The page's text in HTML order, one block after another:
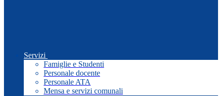
Servizi
Famiglie e Studenti
Personale docente
Personale ATA
Mensa e servizi comunali